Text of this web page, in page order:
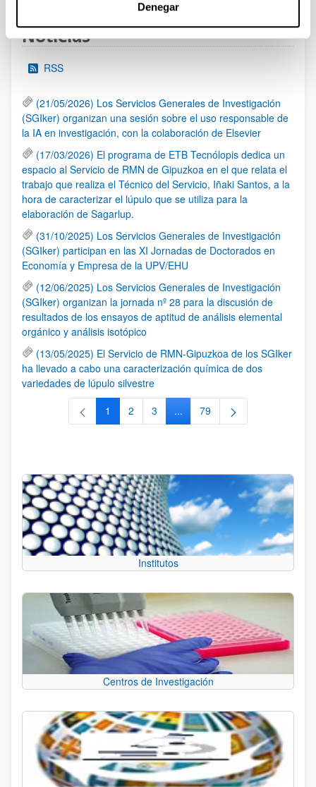
Denegar
Noticias
RSS
(21/05/2026) Los Servicios Generales de Investigación
(SGIker) organizan una sesión sobre el uso responsable de
la IA en investigación, con la colaboración de Elsevier
(17/03/2026) El programa de ETB Tecnólopis dedica un
espacio al Servicio de RMN de Gipuzkoa en el que relata el
trabajo que realiza el Técnico del Servicio, Iñaki Santos, a la
hora de caracterizar el lúpulo que se utiliza para la
elaboración de Sagarlup.
(31/10/2025) Los Servicios Generales de Investigación
(SGIker) participan en las XI Jornadas de Doctorados en
Economía y Empresa de la UPV/EHU
(12/06/2025) Los Servicios Generales de Investigación
(SGIker) organizan la jornada nº 28 para la discusión de
resultados de los ensayos de aptitud de análisis elemental
orgánico y análisis isotópico
(13/05/2025) El Servicio de RMN-Gipuzkoa de los SGIker
ha llevado a cabo una caracterización química de dos
variedades de lúpulo silvestre
Página
1 Página
2 Página
3 ...Páginas intermedias Use TAB
Página
79
Institutos
Centros de Investigación